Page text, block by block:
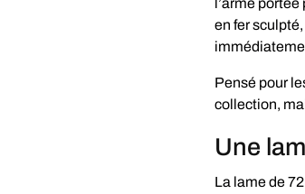
en fer
Pensé pour
collection,
Une
La lame de